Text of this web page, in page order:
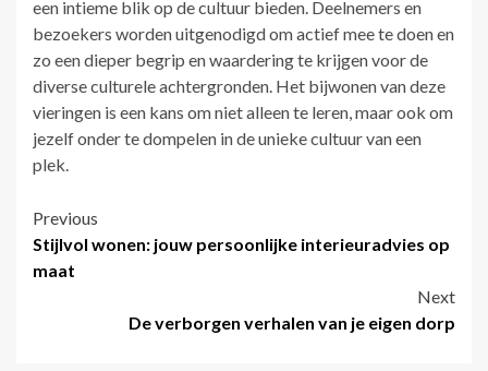
een intieme blik op de cultuur bieden. Deelnemers en
bezoekers worden uitgenodigd om actief mee te doen en
zo een dieper begrip en waardering te krijgen voor de
diverse culturele achtergronden. Het bijwonen van deze
vieringen is een kans om niet alleen te leren, maar ook om
jezelf onder te dompelen in de unieke cultuur van een
plek.
Post
navigation
Previous
Stijlvol wonen: jouw persoonlijke interieuradvies op
maat
Next
De verborgen verhalen van je eigen dorp